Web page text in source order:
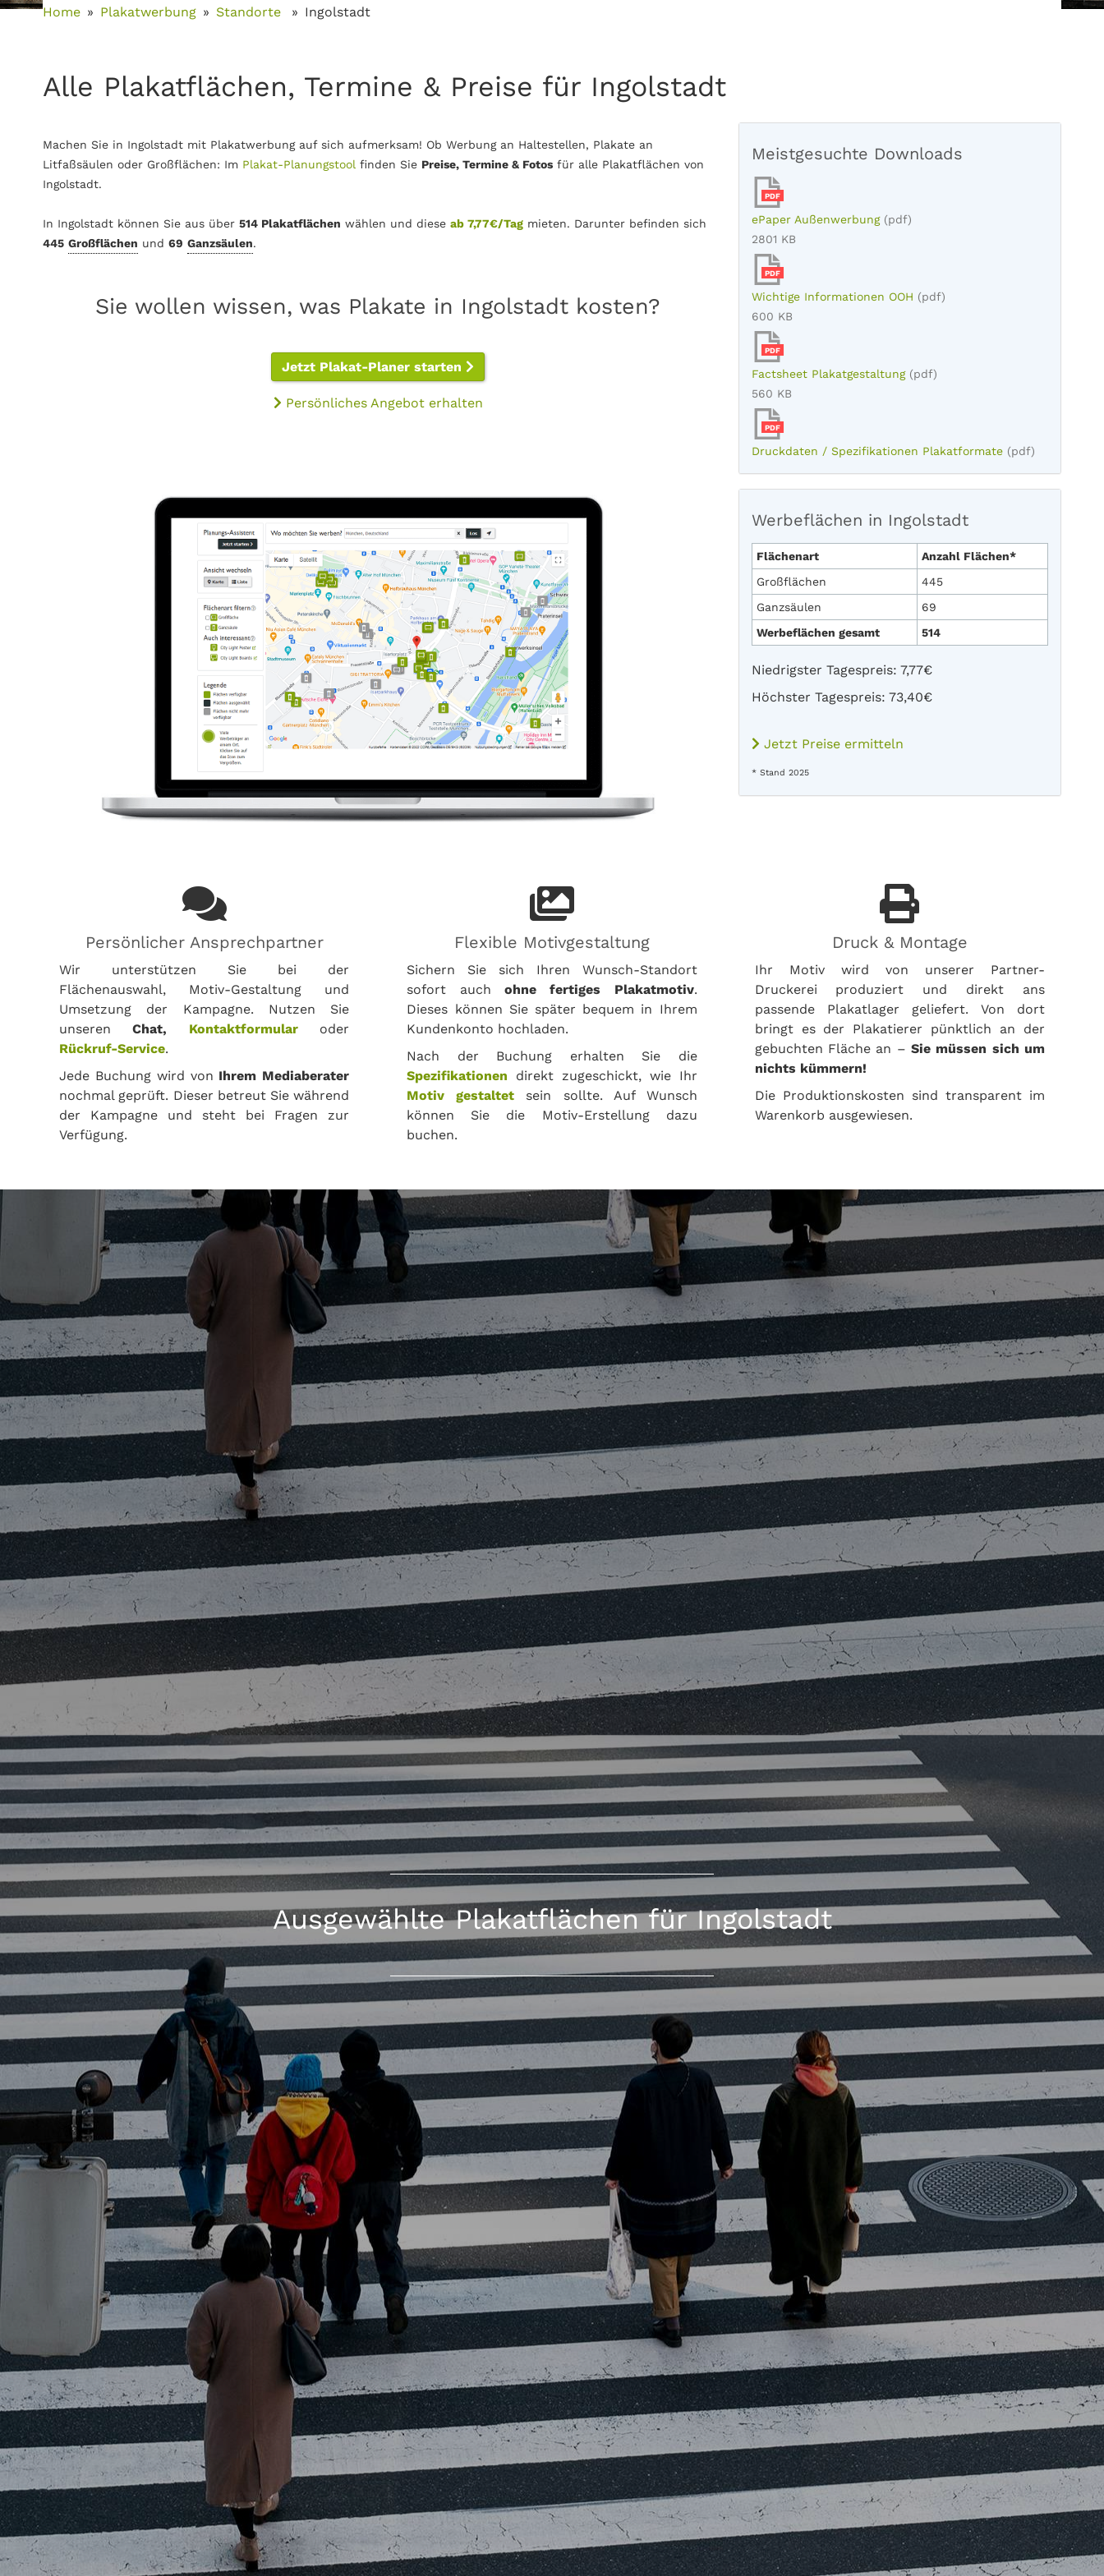
Home Plakatwerbung Standorte Ingolstadt
Alle Plakatflächen, Termine & Preise für Ingolstadt
Machen Sie in Ingolstadt mit Plakatwerbung auf sich aufmerksam! Ob Werbung an Haltestellen, Plakate an
Litfaßsäulen oder Großflächen: Im Plakat-Planungstool finden Sie Preise, Termine & Fotos für alle Plakatflächen von
Ingolstadt.
In Ingolstadt können Sie aus über 514 Plakatflächen wählen und diese ab 7,77€/Tag mieten. Darunter befinden sich
445 Großflächen und 69 Ganzsäulen.
Sie wollen wissen, was Plakate in Ingolstadt kosten?
Jetzt Plakat-Planer starten
Persönliches Angebot erhalten
Meistgesuchte Downloads
PDF
ePaper Außenwerbung (pdf)
2801 KB
PDF
Wichtige Informationen OOH (pdf)
600 KB
PDF
Factsheet Plakatgestaltung (pdf)
560 KB
PDF
Druckdaten / Spezifikationen Plakatformate (pdf)
Werbeflächen in Ingolstadt
Flächenart
Anzahl Flächen*
Großflächen
445
Ganzsäulen
69
Werbeflächen gesamt
514
Niedrigster Tagespreis: 7,77€
Höchster Tagespreis: 73,40€
Jetzt Preise ermitteln
* Stand 2025
Persönlicher Ansprechpartner
Wir unterstützen Sie bei der
Flächenauswahl, Motiv-Gestaltung und
Umsetzung der Kampagne. Nutzen Sie
unserenChat, Kontaktformularoder
Rückruf-Service.
Jede Buchung wird von Ihrem Mediaberater
nochmal geprüft. Dieser betreut Sie während
der Kampagne und steht bei Fragen zur
Verfügung.
Flexible Motivgestaltung
Sichern Sie sich Ihren Wunsch-Standort
sofort auch ohne fertiges Plakatmotiv.
Dieses können Sie später bequem in Ihrem
Kundenkonto hochladen.
Nach der Buchung erhalten Sie die
Spezifikationen direkt zugeschickt, wie Ihr
Motiv gestaltet sein sollte. Auf Wunsch
können Sie die Motiv-Erstellung dazu
buchen.
Druck & Montage
Ihr Motiv wird von unserer Partner-
Druckerei produziert und direkt ans
passende Plakatlager geliefert. Von dort
bringt es der Plakatierer pünktlich an der
gebuchten Fläche an – Sie müssen sich um
nichts kümmern!
Die Produktionskosten sind transparent im
Warenkorb ausgewiesen.
Ausgewählte Plakatflächen für Ingolstadt